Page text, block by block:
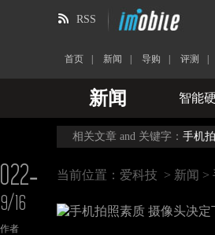
RSS
首页 新闻 导购 评测
新闻 智能
16
作者
相关文章 and 关键字： 手机
当前位置： 爱科技 > 新闻 >